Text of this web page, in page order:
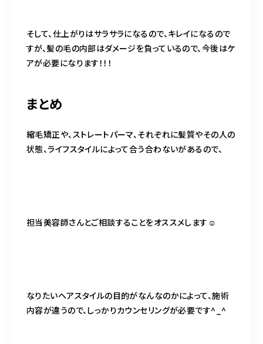
そして、仕上がりはサラサラになるので、キレイになるので
すが、髪の毛の内部はダメージを負っているので、今後はケ
アが必要になります！！！
まとめ
縮毛矯正や、ストレートパーマ、それぞれに髪質やその人の
状態、ライフスタイルによって合う合わないがあるので、
担当美容師さんとご相談することをオススメします☺️
なりたいヘアスタイルの目的がなんなのかによって、施術
内容が違うので、しっかりカウンセリングが必要です^_^